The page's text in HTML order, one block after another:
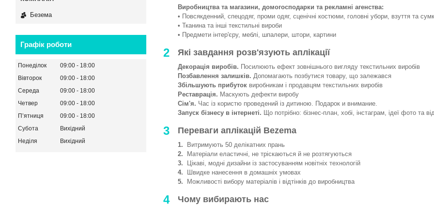
Виробництва та магазини, домогосподарки та рекламні агенства:
• Повсякденний, спецодяг, проми одяг, сценічні костюми, головні убори, взуття та
• Тканина та інші текстильні вироби
• Предмети інтер'єру, меблі, шпалери, штори, картини
2 Які завдання розв'язують аплікації
Декорація виробів. Посилюють ефект зовнішнього вигляду текстильних виробів
Позбавлення залишків. Допомагають позбутися товару, що залежався
Збільшують прибуток виробникам і продавцям текстильних виробів
Реставрація. Маскують дефекти виробу
Сім'я. Час із користю проведений із дитиною. Подарок и внимание.
Запуск бізнесу в інтернеті. Що потрібно: бізнес-план, хобі, інстаграм, ідеї фото та
3 Переваги аплікацій Bezema
1. Витримують 50 делікатних прань
2. Матеріали еластичні, не тріскаються й не розтягуються
3. Цікаві, модні дизайни із застосуванням новітніх технологій
4. Швидке нанесення в домашніх умовах
5. Можливості вибору матеріалів і відтінків до виробництва
4 Чому вибирають нас
Безема
Графік роботи
Понеділок 09:00
18:00
Вівторок
09:00
18:00
Середа
09:00
18:00
Четвер
09:00
18:00
Пʼятниця
09:00
18:00
Субота
Вихідний
Неділя
Вихідний